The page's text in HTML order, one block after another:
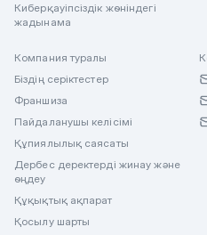
Киберқауіпсіздік жөніндегі
жадынама
Компания туралы
Біздің серіктестер
Франшиза
Пайдаланушы келісімі
Құпиялылық саясаты
Дербес деректерді жинау және
өңдеу
Құқықтық ақпарат
Қосылу шарты